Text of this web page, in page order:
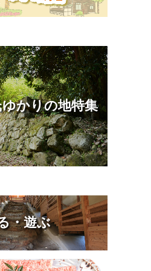
かりの地特集
・遊ぶ